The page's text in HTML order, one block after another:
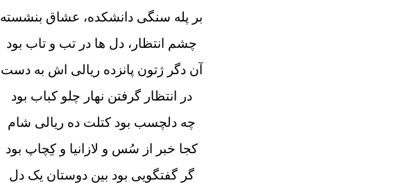
بر پله سنگی دانشکده، عشاق بنشسته
چشم انتظار، دل ها در تب و تاب بود
آن دگر ژتون پانزده ریالی اش به دست
در انتظار گرفتن نهار چلو کباب بود
چه دلچسب بود کتلت ده ریالی شام
کجا خبر از سُس و لازانیا و کِچاپ بود
گر گفتگویی بود بین دوستان یک دل